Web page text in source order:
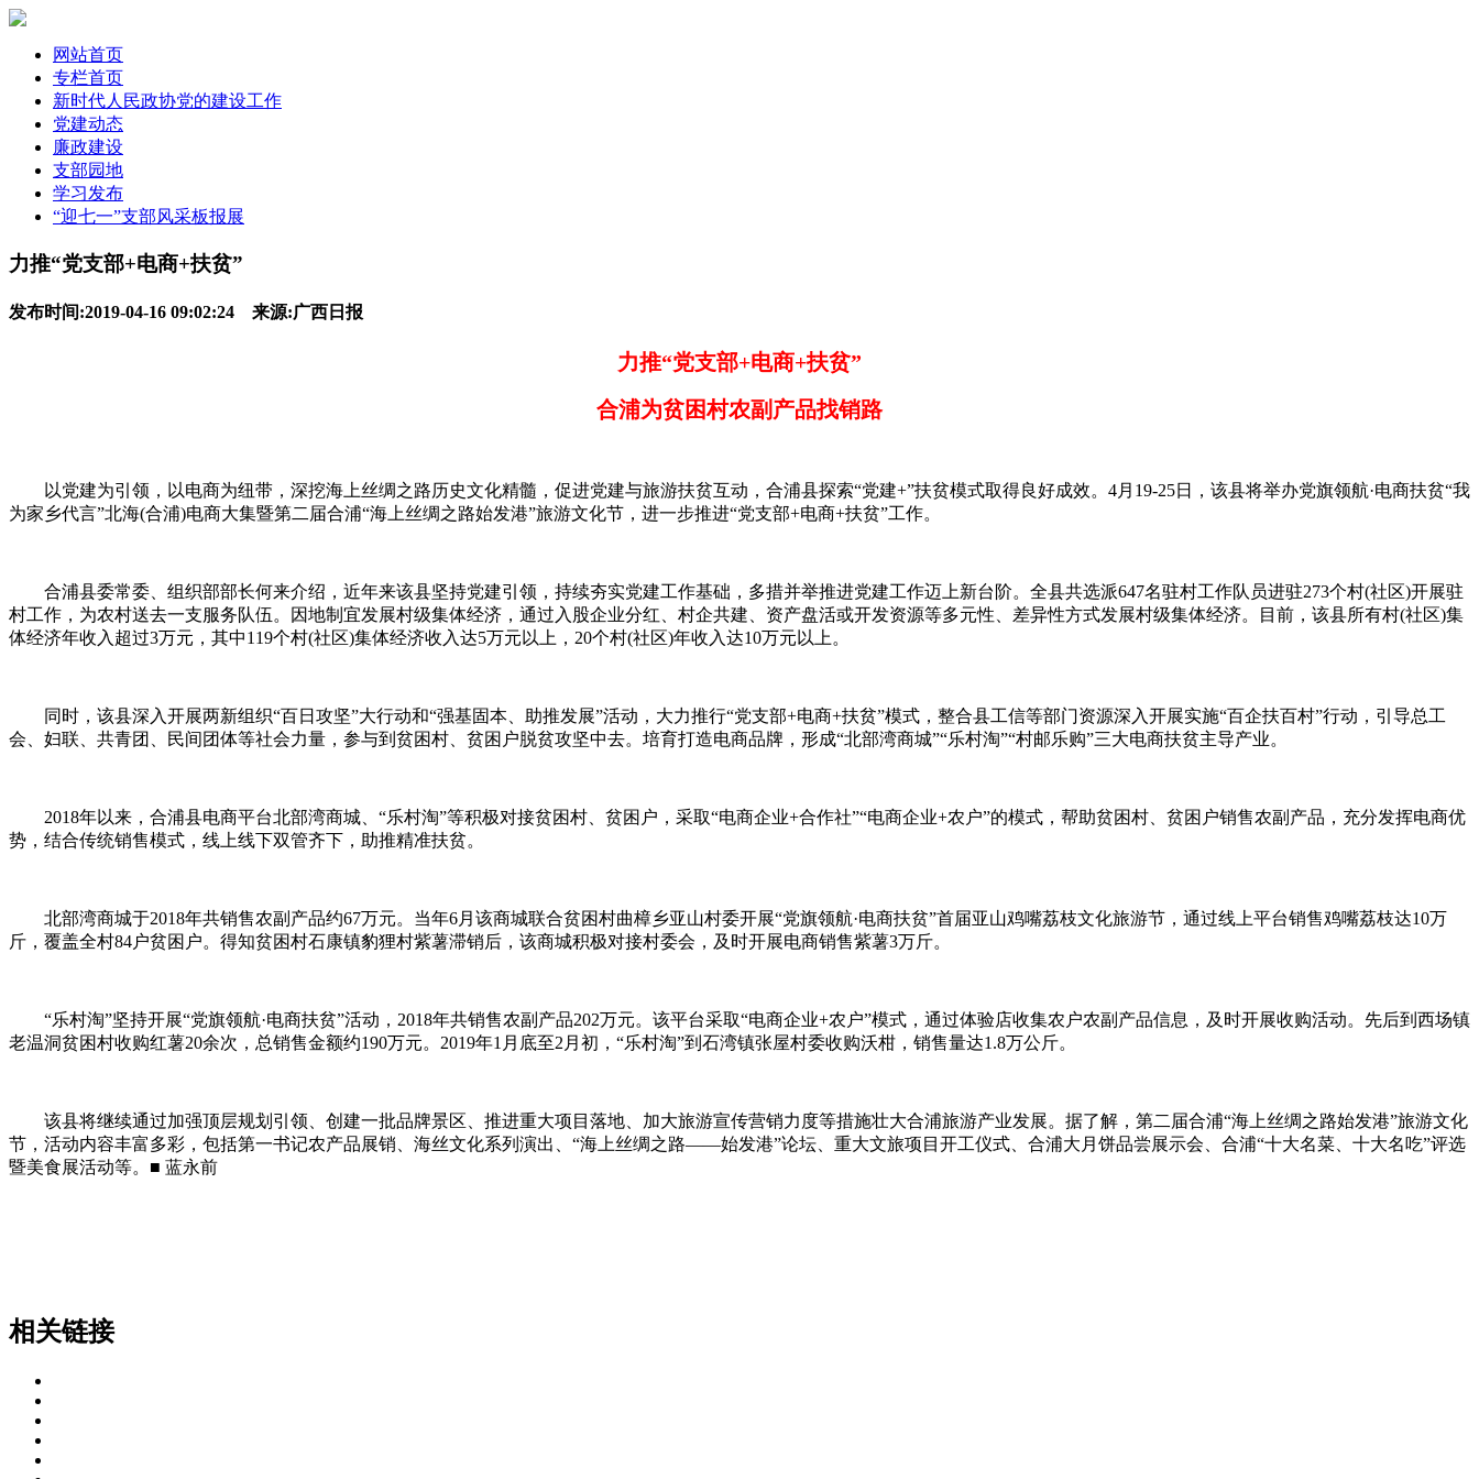
网站首页
专栏首页
新时代人民政协党的建设工作
党建动态
廉政建设
支部园地
学习发布
“迎七一”支部风采板报展
力推“党支部+电商+扶贫”
发布时间:2019-04-16 09:02:24 来源:广西日报
力推“党支部+电商+扶贫”
合浦为贫困村农副产品找销路
以党建为引领，以电商为纽带，深挖海上丝绸之路历史文化精髓，促进党建与旅游扶贫互动，合浦县探索“党建+”扶贫模式取得良好成效。4月19-25日，该县将举办党旗领航·电商扶贫“我
为家乡代言”北海(合浦)电商大集暨第二届合浦“海上丝绸之路始发港”旅游文化节，进一步推进“党支部+电商+扶贫”工作。
合浦县委常委、组织部部长何来介绍，近年来该县坚持党建引领，持续夯实党建工作基础，多措并举推进党建工作迈上新台阶。全县共选派647名驻村工作队员进驻273个村(社区)开展驻
村工作，为农村送去一支服务队伍。因地制宜发展村级集体经济，通过入股企业分红、村企共建、资产盘活或开发资源等多元性、差异性方式发展村级集体经济。目前，该县所有村(社区)集
体经济年收入超过3万元，其中119个村(社区)集体经济收入达5万元以上，20个村(社区)年收入达10万元以上。
同时，该县深入开展两新组织“百日攻坚”大行动和“强基固本、助推发展”活动，大力推行“党支部+电商+扶贫”模式，整合县工信等部门资源深入开展实施“百企扶百村”行动，引导总工
会、妇联、共青团、民间团体等社会力量，参与到贫困村、贫困户脱贫攻坚中去。培育打造电商品牌，形成“北部湾商城”“乐村淘”“村邮乐购”三大电商扶贫主导产业。
2018年以来，合浦县电商平台北部湾商城、“乐村淘”等积极对接贫困村、贫困户，采取“电商企业+合作社”“电商企业+农户”的模式，帮助贫困村、贫困户销售农副产品，充分发挥电商优
势，结合传统销售模式，线上线下双管齐下，助推精准扶贫。
北部湾商城于2018年共销售农副产品约67万元。当年6月该商城联合贫困村曲樟乡亚山村委开展“党旗领航·电商扶贫”首届亚山鸡嘴荔枝文化旅游节，通过线上平台销售鸡嘴荔枝达10万
斤，覆盖全村84户贫困户。得知贫困村石康镇豹狸村紫薯滞销后，该商城积极对接村委会，及时开展电商销售紫薯3万斤。
“乐村淘”坚持开展“党旗领航·电商扶贫”活动，2018年共销售农副产品202万元。该平台采取“电商企业+农户”模式，通过体验店收集农户农副产品信息，及时开展收购活动。先后到西场镇
老温洞贫困村收购红薯20余次，总销售金额约190万元。2019年1月底至2月初，“乐村淘”到石湾镇张屋村委收购沃柑，销售量达1.8万公斤。
该县将继续通过加强顶层规划引领、创建一批品牌景区、推进重大项目落地、加大旅游宣传营销力度等措施壮大合浦旅游产业发展。据了解，第二届合浦“海上丝绸之路始发港”旅游文化
节，活动内容丰富多彩，包括第一书记农产品展销、海丝文化系列演出、“海上丝绸之路——始发港”论坛、重大文旅项目开工仪式、合浦大月饼品尝展示会、合浦“十大名菜、十大名吃”评选
暨美食展活动等。■ 蓝永前
相关链接